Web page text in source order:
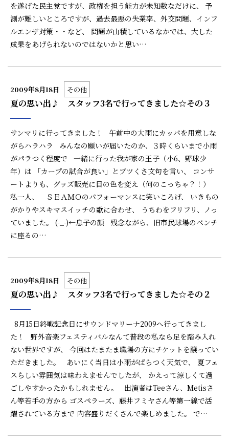
を遂げた民主党ですが、政権を担う能力が未知数なだけに、 予
測が難しいところですが、過去最悪の失業率、外交問題、インフ
ルエンザ対策・・など、 問題が山積しているなかでは、大した
成果をあげられないのではないかと思い…
2009年8月18日 その他
夏の思い出♪ スタッフ3名で行ってきました☆その３
サンマリに行ってきました！ 午前中の大雨にカッパを用意しな
がらハラハラ みんなの願いが届いたのか、３時くらいまで小雨
がパラつく程度で 一緒に行った我が家の王子（小6、野球少
年）は 「カープの試合が良い」とブツくさ文句を言い、 コンサ
ートよりも、グッズ販売に目の色を変え（何のこっちゃ？！）
私一人、 ＳＥＡＭＯのパフォーマンスに笑いころげ、 いきもの
がかりやスキマスイッチの歌に合わせ、 うちわをフリフリ、ノっ
ていました。 (-_-)←息子の顔 残念ながら、旧市民球場のベンチ
に座るの…
2009年8月18日 その他
夏の思い出♪ スタッフ3名で行ってきました☆その２
8月15日終戦記念日にサウンドマリーナ2009へ行ってきまし
た！ 野外音楽フェスティバルなんて普段の私なら足を踏み入れ
ない世界ですが、 今回はたまたま職場の方にチケットを譲ってい
ただきました。 あいにく当日は小雨がぱらつく天気で、 夏フェ
スらしい雰囲気は味わえませんでしたが、 かえって涼しくて過
ごしやすかったかもしれません。 出演者はTeeさん、Metisさ
ん等若手の方から ゴスペラーズ、藤井フミヤさん等第一線で活
躍されている方まで 内容盛りだくさんで楽しめました。 で…